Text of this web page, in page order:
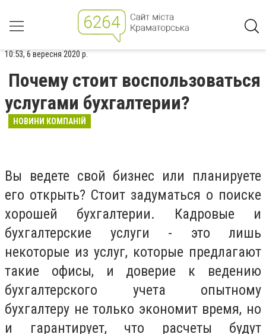
10:53, 6 вересня 2020 р.
Почему стоит воспользоваться
услугами бухгалтерии?
НОВИНИ КОМПАНІЙ
Вы ведете свой бизнес или планируете
его открыть? Стоит задуматься о поиске
хорошей бухгалтерии. Кадровые и
бухгалтерские услуги - это лишь
некоторые из услуг, которые предлагают
такие офисы, и доверие к ведению
бухгалтерского учета опытному
бухгалтеру не только экономит время, но
и гарантирует, что расчеты будут